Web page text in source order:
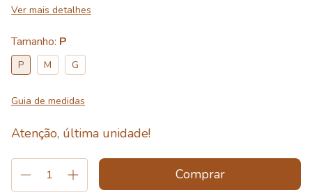
Ver mais detalhes
Tamanho: P
P M G
Guia de medidas
Atenção, última unidade!